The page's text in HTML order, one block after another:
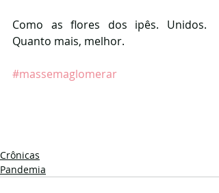
Como as flores dos ipês. Unidos.
Quanto mais, melhor.
#massemaglomerar
Crônicas
Pandemia